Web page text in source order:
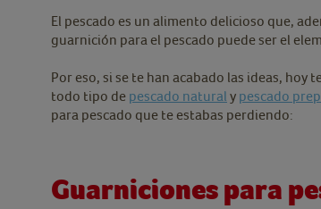
El pescado es un alimento delicioso que,
guarnición para el pescado puede ser el
Por eso, si se te han acabado las ideas,
todo tipo de pescado natural y pescado
para pescado que te estabas perdiendo:
Guarniciones para